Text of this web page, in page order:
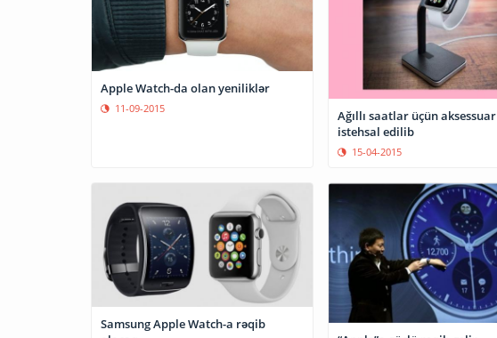
Apple Watch-da olan yeniliklər
11-09-2015
Ağıllı saatlar üçün aksessuar
istehsal edilib
15-04-2015
Samsung Apple Watch-a rəqib